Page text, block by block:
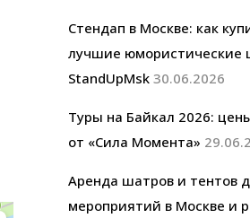
Стендап в Москве: как
лучшие юмористические
StandUpMsk 30.06.2026
Туры на Байкал 2026:
от «Сила Момента»
Аренда шатров и тентов
мероприятий в Москве и